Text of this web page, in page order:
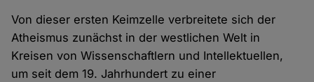
Von dieser ersten Keimzelle verbreitete sich der
Atheismus zunächst in der westlichen Welt in
Kreisen von Wissenschaftlern und Intellektuellen,
um seit dem 19. Jahrhundert zu einer